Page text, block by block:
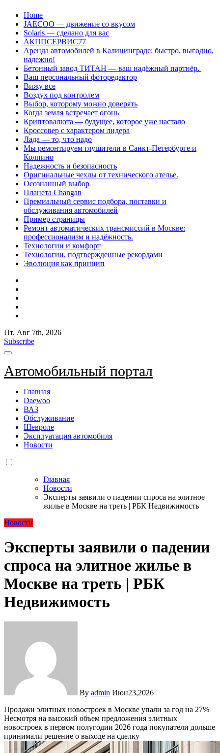
Перейти
содержанию
Home
JAECOO — движение со вкусом
Solaris — сделано для вас
АКППСЕРВИС77
Аренда автомобилей в Калининграде: быстро, выгодно,
надежно!
Бетонный завод ТИТАН — ваш надёжный партнёр.
Ваш персональный фоторедактор
Вижу все
Воздух под контролем
Выбор, которому можно доверять
Когда земля встречает огонь
Криптовалюта — будущее, которое уже настало
Кроссовер с характером лидера
Лада — то, что надо
Мы ремонтируем глушители в Санкт-Петербурге и
Колпино
Надежность и безопасность
Оригинальные чехлы от технического ателье.
Осознанный выбор
Планета Changan
Премиальный сервис подбора, поставки и
обслуживания автомобилей
Пример страницы
Ремонт автоматических трансмиссий в Москве:
профессионализм и надёжность.
Технологии и комфорт
Технологии, подтвержденные рекордами
Эволюция как принцип
Пт. Авг 7th, 2026
Subscribe
Автомобильный портал
Главная
Daewoo
ВАЗ
Обслуживание
Шевроле
Эксплуатация автомобиля
Новости
Главная
Новости
Эксперты заявили о падении спроса на элитное
жилье в Москве на треть | РБК Недвижимость
Новости
Эксперты заявили о падении
спроса на элитное жилье в
Москве на треть | РБК
Недвижимость
By admin Июн23,2026
Продажи элитных новостроек в Москве упали за год на 27%
Несмотря на высокий объем предложения элитных
новостроек в первом полугодии 2026 года покупатели дольше
принимали решение о выходе на сделку